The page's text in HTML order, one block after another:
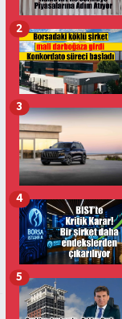
2
3
4
5